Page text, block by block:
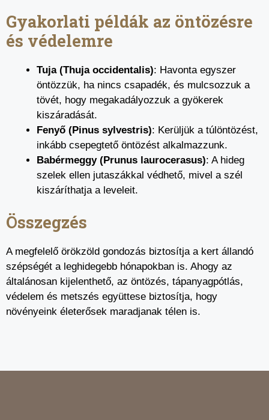
Gyakorlati példák az öntözésre
és védelemre
Tuja (Thuja occidentalis): Havonta egyszer
öntözzük, ha nincs csapadék, és mulcsozzuk a
tövét, hogy megakadályozzuk a gyökerek
kiszáradását.
Fenyő (Pinus sylvestris): Kerüljük a túlöntözést,
inkább csepegtető öntözést alkalmazzunk.
Babérmeggy (Prunus laurocerasus): A hideg
szelek ellen jutaszákkal védhető, mivel a szél
kiszáríthatja a leveleit.
Összegzés
A megfelelő örökzöld gondozás biztosítja a kert állandó
szépségét a leghidegebb hónapokban is. Ahogy az
általánosan kijelenthető, az öntözés, tápanyagpótlás,
védelem és metszés együttese biztosítja, hogy
növényeink életerősek maradjanak télen is.